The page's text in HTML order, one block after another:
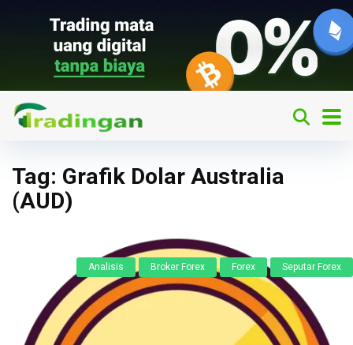
Tag: Grafik Dolar Australia
(AUD)
Analisis Broker Forex Forex Seputar Forex